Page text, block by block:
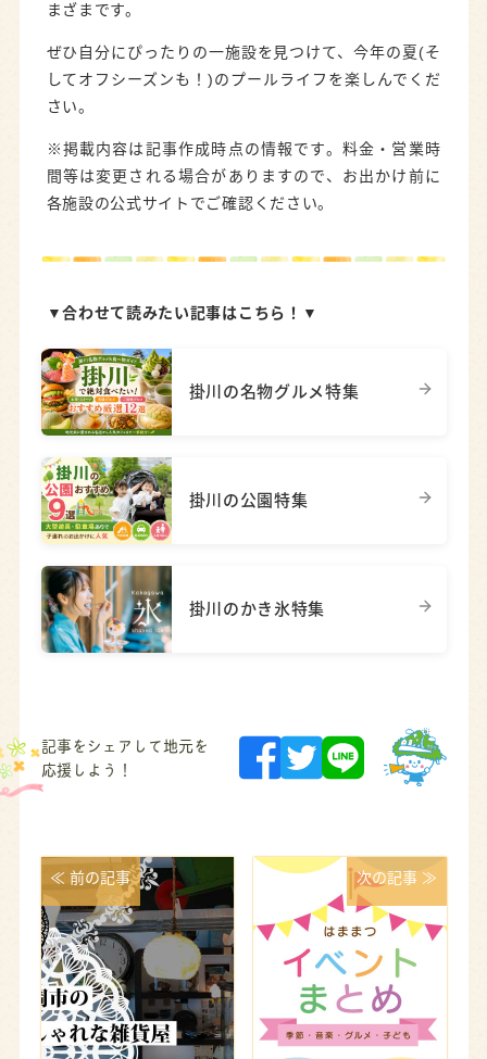
まざまです。
ぜひ自分にぴったりの一施設を見つけて、今年の夏(そ
してオフシーズンも！)のプールライフを楽しんでくだ
さい。
※掲載内容は記事作成時点の情報です。料金・営業時
間等は変更される場合がありますので、お出かけ前に
各施設の公式サイトでご確認ください。
▼合わせて読みたい記事はこちら！▼
掛川の名物グルメ特集
掛川の公園特集
掛川のかき氷特集
記事をシェアして地元を
応援しよう！
≪ 前の記事 次の記事 ≫